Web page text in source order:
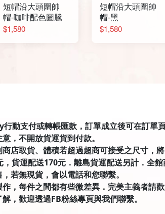
短帽沿大頭圍帥
帽-咖啡配色圖騰
$1,580
短帽沿大頭圍帥
帽-黑
$1,580
動支付或轉帳匯款，訂單成立後可在訂單
，不開放貨運貨到付款。
店取貨、體積若超過超商可接受之尺寸，
貨運配送170元．離島貨運配送另計．全館
若無現貨，會以電話和您聯繫。
，每件之間都有些微差異．完美主義者請歡
，歡迎透過FB粉絲專頁與我們聯繫。